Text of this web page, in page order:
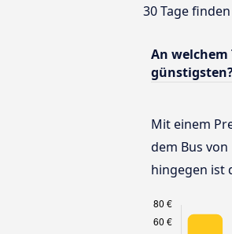
30 Tage
An welchem
Mit einem
dem Bus
hingegen ist